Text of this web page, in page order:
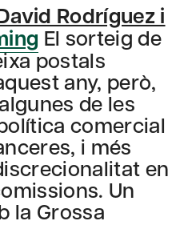
Rodríguez i
El sorteig de
postals
any, però,
de les
comercial
i més
en
Un
la Grossa